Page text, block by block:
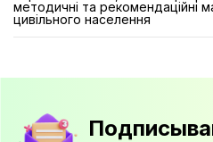
методичні та рекомендаційні
цивільного населення